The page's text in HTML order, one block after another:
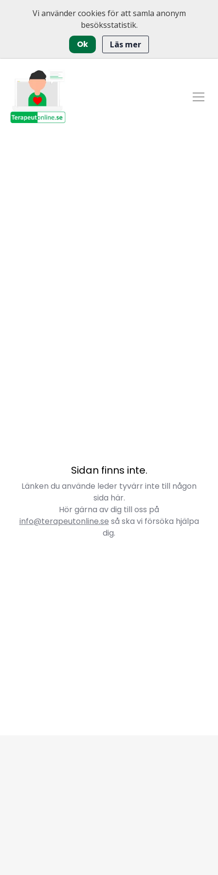
Vi använder cookies för att samla anonym
besöksstatistik.
Ok Läs mer
Sidan finns inte.
Länken du använde leder tyvärr inte till någon
sida här.
Hör gärna av dig till oss på
info@terapeutonline.se så ska vi försöka hjälpa
dig.